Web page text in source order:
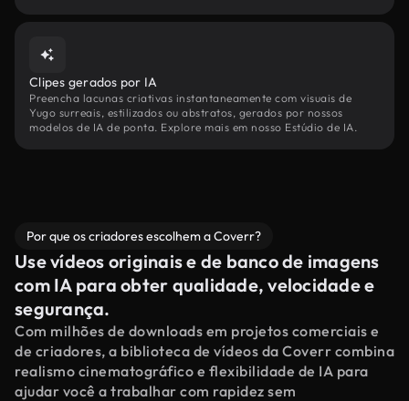
Clipes gerados por IA
Preencha lacunas criativas instantaneamente com visuais de
Yugo surreais, estilizados ou abstratos, gerados por nossos
modelos de IA de ponta. Explore mais em nosso Estúdio de IA.
Por que os criadores escolhem a Coverr?
Use vídeos originais e de banco de imagens
com IA para obter qualidade, velocidade e
segurança.
Com milhões de downloads em projetos comerciais e
de criadores, a biblioteca de vídeos da Coverr combina
realismo cinematográfico e flexibilidade de IA para
ajudar você a trabalhar com rapidez sem